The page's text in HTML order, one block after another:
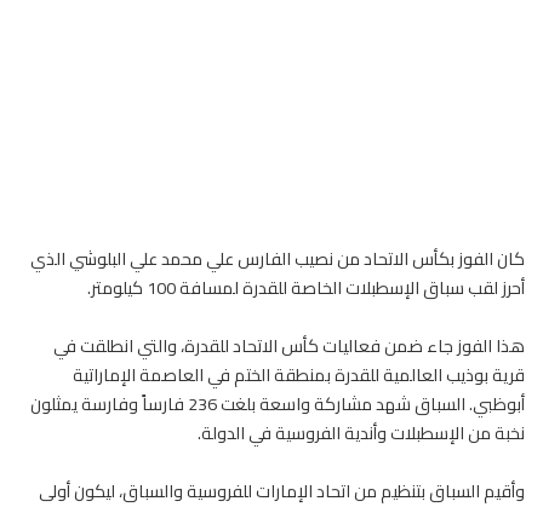
كان الفوز بكأس الاتحاد من نصيبالفارسعلي محمد علي البلوشي الذي
أحرز لقب سباق الإسطبلات الخاصة للقدرة لمسافة 100 كيلومتر.
هذا الفوز جاء ضمن فعاليات كأس الاتحاد للقدرة، والتي انطلقت في
قرية بوذيب العالمية للقدرة بمنطقة الختم في العاصمة الإماراتية
أبوظبي. السباق شهد مشاركة واسعة بلغت 236 فارساً وفارسة يمثلون
نخبة من الإسطبلات وأندية الفروسية في الدولة.
وأقيم السباق بتنظيم من اتحاد الإمارات للفروسية والسباق، ليكون أولى